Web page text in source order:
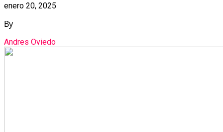
enero 20, 2025
By
Andres Oviedo